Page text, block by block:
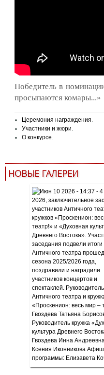
Победитель в
просыпаются комары...»
Церемония награждения
Участники и жюри
О конкурсе
НОВЫЕ ГАЛЕРЕИ